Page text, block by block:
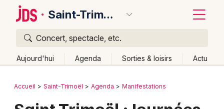
Saint-Trimoël
Concert, spectacle, etc.
Aujourd'hui Agenda Sorties & loisirs Actu
Publier un événement
Bordeaux
Retour
Accueil Saint-Trimoël Agenda Manifestations
Quoi ?
Où ?